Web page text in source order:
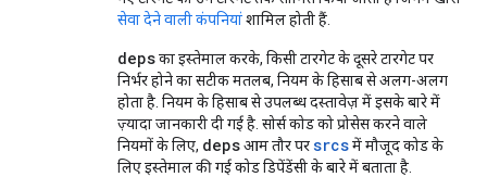
सेवा देने वाली कंपनियांशामिल होती हैं.
depsका इस्तेमाल करके, किसी टारगेट के दूसरे टारगेट पर
निर्भर होने का सटीक मतलब, नियम के हिसाब से अलग-अलग
होता है. नियम के हिसाब से उपलब्ध दस्तावेज़ में इसके बारे में
ज़्यादा जानकारी दी गई है. सोर्स कोड को प्रोसेस करने वाले
नियमों के लिए, depsआम तौर परsrcsमें मौजूद कोड के
लिए इस्तेमाल की गई कोड डिपेंडेंसी के बारे में बताता है.